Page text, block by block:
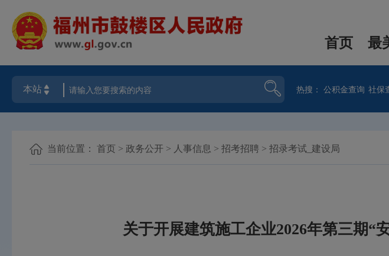
首页 最
热搜：公积金查询 社保
当前位置： 首页 > 政务公开 > 人事信息 > 招考招聘 > 招录考试_建设局
关于开展建筑施工企业2026年第三期“